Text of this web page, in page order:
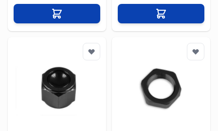
In den Warenkorb In den